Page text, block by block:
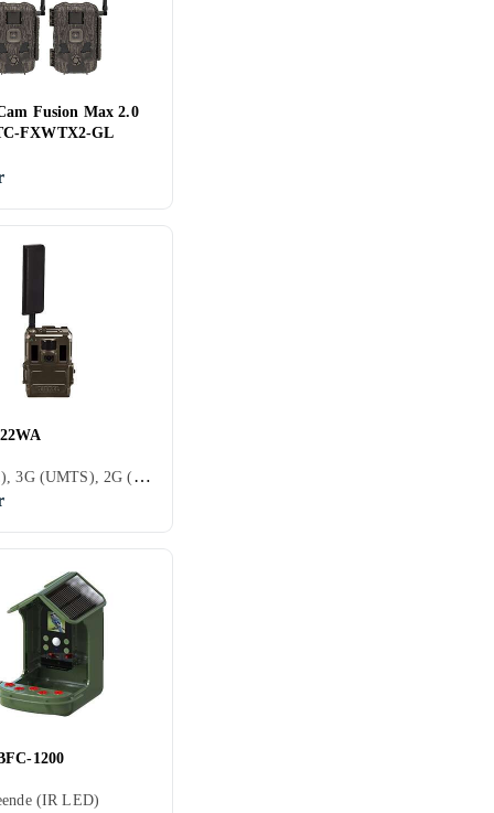
Fusion Max 2.0
FXWTX2-GL
4G (LTE), 3G (UMTS), 2G (GSM), Väggmonterbar
1200
(IR LED)